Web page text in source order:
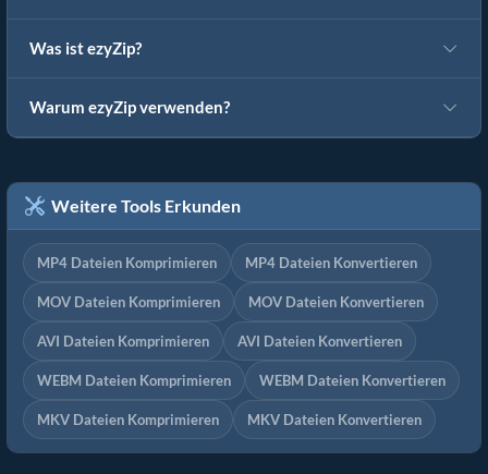
Was ist ezyZip?
Warum ezyZip verwenden?
Weitere Tools Erkunden
MP4 Dateien Komprimieren MP4 Dateien Konvertieren
MOV Dateien Komprimieren MOV Dateien Konvertieren
AVI Dateien Komprimieren AVI Dateien Konvertieren
WEBM Dateien Komprimieren WEBM Dateien Konvertieren
MKV Dateien Komprimieren MKV Dateien Konvertieren